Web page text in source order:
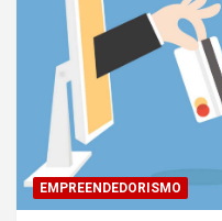
EMPREENDEDORISMO